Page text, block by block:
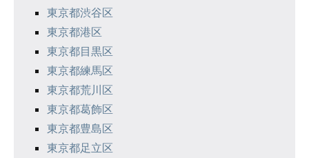
東京都渋谷区
東京都港区
東京都目黒区
東京都練馬区
東京都荒川区
東京都葛飾区
東京都豊島区
東京都足立区